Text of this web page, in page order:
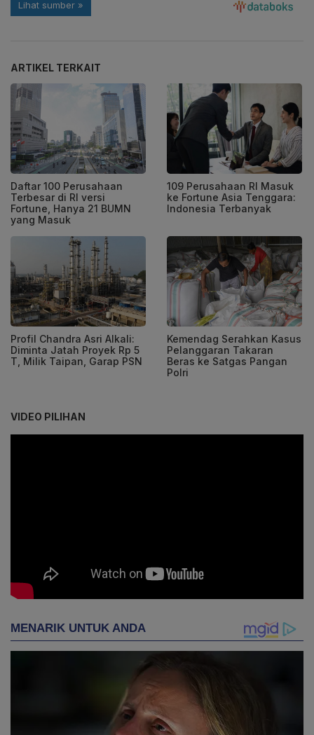
ARTIKEL TERKAIT
Daftar 100 Perusahaan
Terbesar di RI versi
Fortune, Hanya 21 BUMN
yang Masuk
109 Perusahaan RI Masuk
ke Fortune Asia Tenggara:
Indonesia Terbanyak
Profil Chandra Asri Alkali:
Diminta Jatah Proyek Rp 5
T, Milik Taipan, Garap PSN
Kemendag Serahkan Kasus
Pelanggaran Takaran
Beras ke Satgas Pangan
Polri
VIDEO PILIHAN